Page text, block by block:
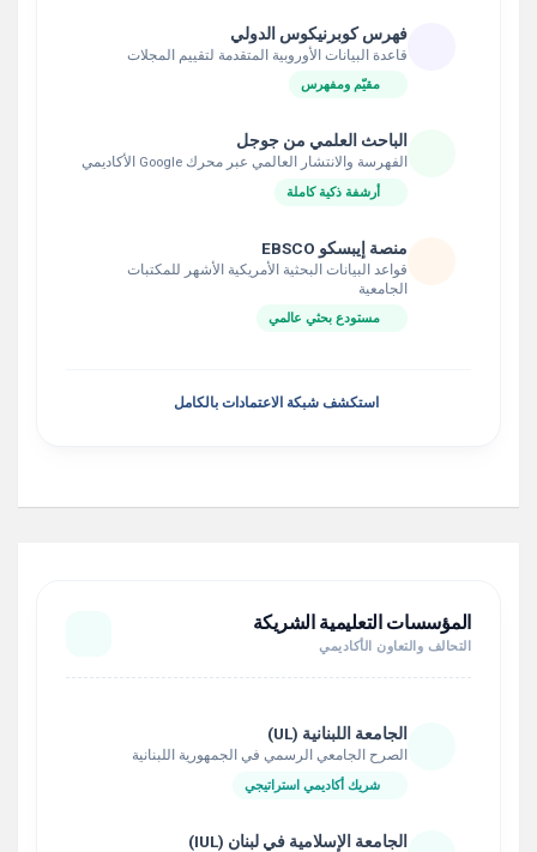
فهرس كوبرنيكوس الدولي
قاعدة البيانات الأوروبية المتقدمة لتقييم المجلات
مقيّم ومفهرس
الباحث العلمي من جوجل
الفهرسة والانتشار العالمي عبر محرك Google الأكاديمي
أرشفة ذكية كاملة
منصة إيبسكو EBSCO
قواعد البيانات البحثية الأمريكية الأشهر للمكتبات
الجامعية
مستودع بحثي عالمي
استكشف شبكة الاعتمادات بالكامل
المؤسسات التعليمية الشريكة
التحالف والتعاون الأكاديمي
الجامعة اللبنانية (UL)
الصرح الجامعي الرسمي في الجمهورية اللبنانية
شريك أكاديمي استراتيجي
الجامعة الإسلامية في لبنان (IUL)